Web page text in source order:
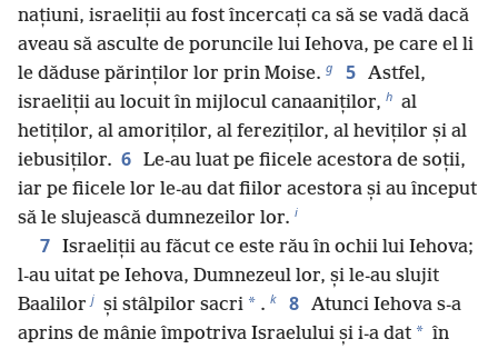
națiuni, israeliții au fost încercați ca să se vadă dacă
aveau să asculte de poruncile lui Iehova, pe care el li
le dăduse părinților lor prin Moise. g 5 Astfel,
israeliții au locuit în mijlocul canaaniților, h al
hetiților, al amoriților, al fereziților, al heviților și al
iebusiților. 6 Le-au luat pe fiicele acestora de soții,
iar pe fiicele lor le-au dat fiilor acestora și au început
să le slujească dumnezeilor lor. i
7 Israeliții au făcut ce este rău în ochii lui Iehova;
l-au uitat pe Iehova, Dumnezeul lor, și le-au slujit
Baalilor j și stâlpilor sacri * . k 8 Atunci Iehova s-a
aprins de mânie împotriva Israelului și i-a dat * în